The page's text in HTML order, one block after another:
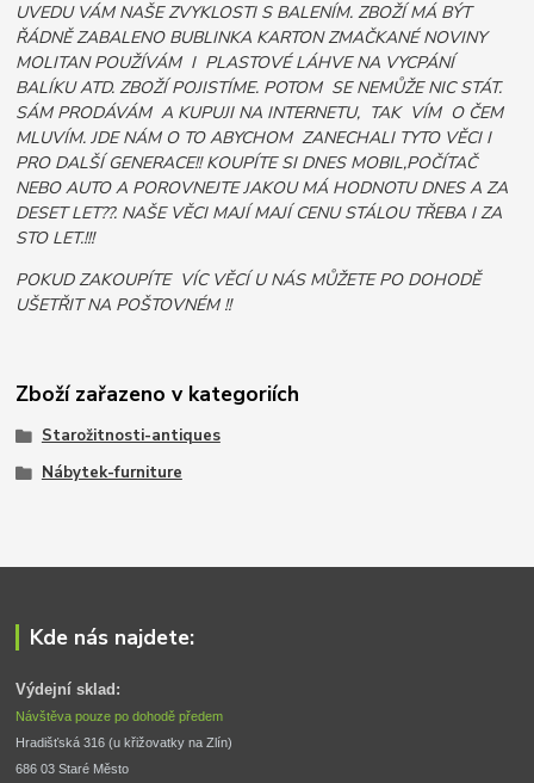
UVEDU VÁM NAŠE ZVYKLOSTI S BALENÍM. ZBOŽÍ MÁ BÝT
ŘÁDNĚ ZABALENO BUBLINKA KARTON ZMAČKANÉ NOVINY
MOLITAN POUŽÍVÁM I PLASTOVÉ LÁHVE NA VYCPÁNÍ
BALÍKU ATD. ZBOŽÍ POJISTÍME. POTOM SE NEMŮŽE NIC STÁT.
SÁM PRODÁVÁM A KUPUJI NA INTERNETU, TAK VÍM O ČEM
MLUVÍM. JDE NÁM O TO ABYCHOM ZANECHALI TYTO VĚCI I
PRO DALŠÍ GENERACE!! KOUPÍTE SI DNES MOBIL,POČÍTAČ
NEBO AUTO A POROVNEJTE JAKOU MÁ HODNOTU DNES A ZA
DESET LET??. NAŠE VĚCI MAJÍ MAJÍ CENU STÁLOU TŘEBA I ZA
STO LET.!!!
POKUD ZAKOUPÍTE VÍC VĚCÍ U NÁS MŮŽETE PO DOHODĚ
UŠETŘIT NA POŠTOVNÉM !!
Zboží zařazeno v kategoriích
Starožitnosti-antiques
Nábytek-furniture
Kde nás najdete:
Výdejní sklad:
Návštěva pouze po dohodě předem
Hradišťská 316 (u křižovatky na Zlín)
686 03 Staré Město